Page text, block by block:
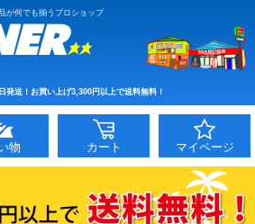
が何でも揃うプロショップ
発送！お買い上げ3,300円以上で送料無料！
物 カート マイページ